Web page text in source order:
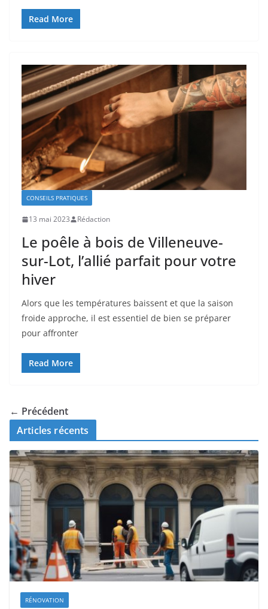
Read More
CONSEILS PRATIQUES
13 mai 2023 Rédaction
Le poêle à bois de Villeneuve-
sur-Lot, l’allié parfait pour votre
hiver
Alors que les températures baissent et que la saison
froide approche, il est essentiel de bien se préparer
pour affronter
Read More
← Précédent
Articles récents
RÉNOVATION